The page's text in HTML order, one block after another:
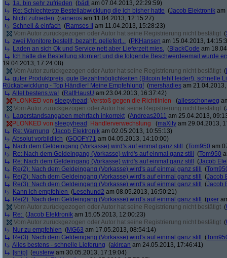
1a, bin sehr zufrieden (bädl am 07.04.2013, 22:29:59)
Re: Schlechteste Bestellabwicklung die ich bisher hatte (Jacob Elektronik am
Nicht zufrieden (raineros am 11.04.2013, 12:15:27)
Schnell & einfach (Ramses II
am 11.04.2013, 15:28:23)
Vom Autor zurückgezogen oder Autor hat seine Registrierung nicht bestätigt (
zwei Monitore bestellt, bezahlt, geliefert... (PKHansen am 15.04.2013,
Laden an sich Ok und Service nett aber Lieferzeit mies. (BlackCode am
Ich hätte die Bestellung storniert und die folgende Beschwerdeemail wurde
19.04.2013, 17:24:08)
Vom Autor zurückgezogen oder Autor hat seine Registrierung nicht bestätigt (
guter Produktpreis, gute Bezahlmöglichkeiten (Bitcoin fehlt leider!), schnelle
Rückabwicklung - Top Händler! Meine Empfehlung! (mershadies am
Allet bestens,wa! (RalfHausU am 23.04.2013, 16:37:42)
PLONKED von sleepyhead : Verstoß gegen die Richtlinien (allesschonweg
Vom Autor zurückgezogen oder Autor hat seine Registrierung nicht bestätigt (
Lagerstandsangaben mehrfach inkorrekt (Andreas2011 am 25.04.2013,
PLONKED von sleepyhead : Händlerverwechslung (maXity am 29.04.2013,
Re: Warnung (Jacob Elektronik am 02.05.2013, 10:55:13)
Absolut vorbildlich (GOOFY71 am 04.05.2013, 14:10:00)
Nach dem Geldeingang (Vorkasse) wird's auf einmal ganz still
(Tom950 am
Re: Nach dem Geldeingang (Vorkasse) wird's auf einmal ganz still
(Tom950
Re: Nach dem Geldeingang (Vorkasse) wird's auf einmal ganz still
(Jacob
Re(2): Nach dem Geldeingang (Vorkasse) wird's auf einmal ganz still
(
Re(2): Nach dem Geldeingang (Vorkasse) wird's auf einmal ganz still
(Jacob
Re(3): Nach dem Geldeingang (Vorkasse) wird's auf einmal ganz still
(Jacob
Kann ich empfehlen (Lesehund2 am 08.05.2013, 16:50:21)
Re(2): Nach dem Geldeingang (Vorkasse) wird's auf einmal ganz still
(pxer
Vom Autor zurückgezogen oder Autor hat seine Registrierung nicht bestätigt (
Re: (Jacob Elektronik am 15.05.2013, 12:00:23)
Vom Autor zurückgezogen oder Autor hat seine Registrierung nicht bestätigt (
Nur zu empfehlen (MG63 am 17.05.2013, 08:54:14)
Re(3): Nach dem Geldeingang (Vorkasse) wird's auf einmal ganz still
(
Alles bestens - schnelle Lieferung (akircan am 24.05.2013, 17:46:41)
[snip] (eusterw am 30.05.2013, 17:19:04)